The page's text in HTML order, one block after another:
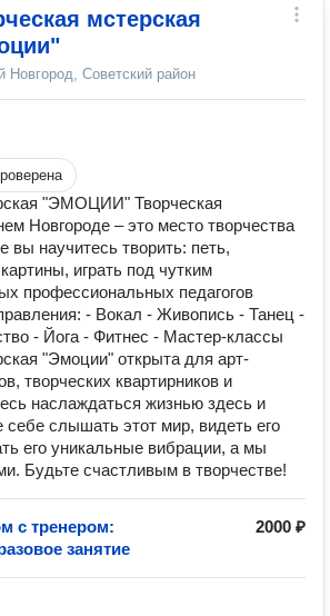
мстерская
Новгород, Советский район
"ЭМОЦИИ" Творческая
Новгороде – это место творчества
вы научитесь творить: петь,
играть под чутким
профессиональных педагогов
- Вокал - Живопись - Танец -
- Йога - Фитнес - Мастер-классы
"Эмоции" открыта для арт-
творческих квартирников и
наслаждаться жизнью здесь и
себе слышать этот мир, видеть его
его уникальные вибрации, а мы
Будьте счастливым в творчестве!
с тренером:
занятие
2000 ₽